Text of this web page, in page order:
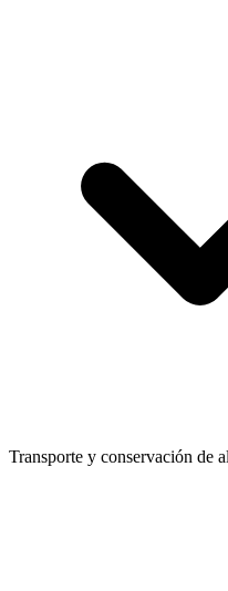
Transporte y conservación de